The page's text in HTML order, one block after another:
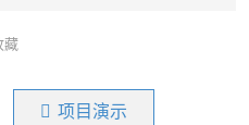
藏
项目演示